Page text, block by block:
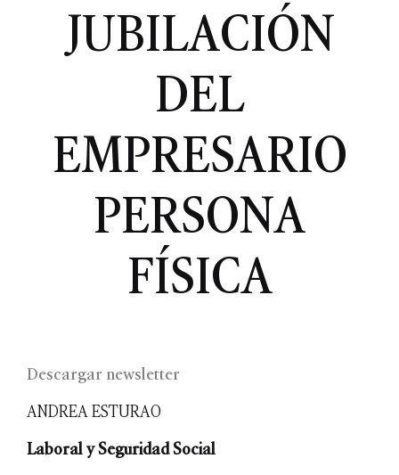
JUBILACIÓN
DEL
EMPRESARIO
PERSONA
FÍSICA
Descargar newsletter
ANDREA ESTURAO
Laboral y Seguridad Social